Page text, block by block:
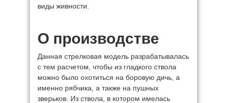
виды живности.
О производстве
Данная стрелковая модель разрабатывалась
с тем расчетом, чтобы из гладкого ствола
можно было охотиться на боровую дичь, а
именно рябчика, а также на пушных
зверьков. Из ствола, в котором имелась